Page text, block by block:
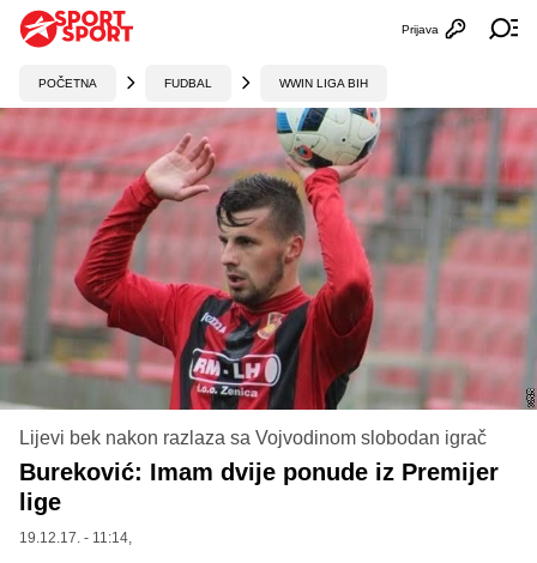
Otvori
Prijava
POČETNA FUDBAL WWIN LIGA BIH
Lijevi bek nakon razlaza sa Vojvodinom slobodan igrač
Bureković: Imam dvije ponude iz Premijer
lige
19.12.17. - 11:14,